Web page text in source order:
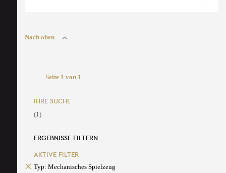
Nach oben
Seite 1 von 1
IHRE SUCHE
(1)
ERGEBNISSE FILTERN
AKTIVE FILTER
Typ: Mechanisches Spielzeug